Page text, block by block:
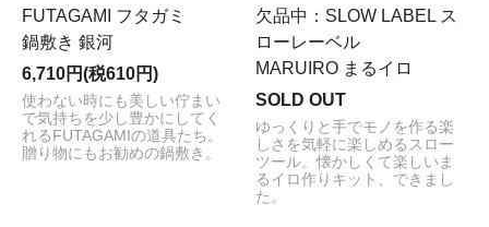
FUTAGAMI フタガミ
鍋敷き 銀河
6,710円(税610円)
使わない時にも美しい佇まい
で気持ちを少し豊かにしてく
れるFUTAGAMIの道具たち。
贈り物にもお勧めの鍋敷き。
欠品中：SLOW LABEL ス
ローレーベル
MARUIRO まるイロ
SOLD OUT
ゆっくりと手でモノを作る楽
しさを気軽に楽しめるスロー
ツール。懐かしくて楽しいま
るイロ作りキット、できまし
た。